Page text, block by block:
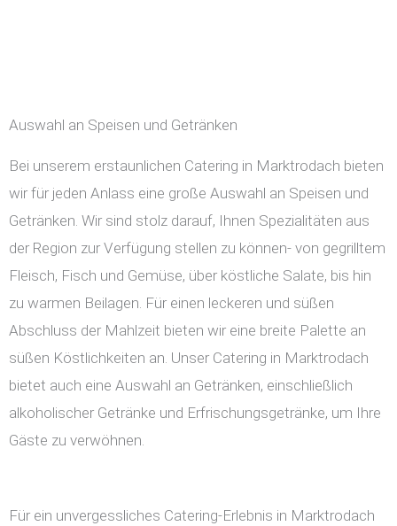
Auswahl an Speisen und Getränken
Bei unserem erstaunlichen Catering in Marktrodach bieten
wir für jeden Anlass eine große Auswahl an Speisen und
Getränken. Wir sind stolz darauf, Ihnen Spezialitäten aus
der Region zur Verfügung stellen zu können- von gegrilltem
Fleisch, Fisch und Gemüse, über köstliche Salate, bis hin
zu warmen Beilagen. Für einen leckeren und süßen
Abschluss der Mahlzeit bieten wir eine breite Palette an
süßen Köstlichkeiten an. Unser Catering in Marktrodach
bietet auch eine Auswahl an Getränken, einschließlich
alkoholischer Getränke und Erfrischungsgetränke, um Ihre
Gäste zu verwöhnen.
Für ein unvergessliches Catering-Erlebnis in Marktrodach